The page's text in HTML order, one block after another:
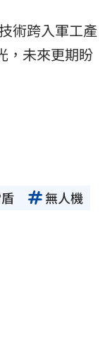
術跨入軍工產
，未來更期盼
無人機